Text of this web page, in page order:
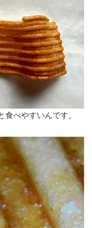
食べやすいんです。